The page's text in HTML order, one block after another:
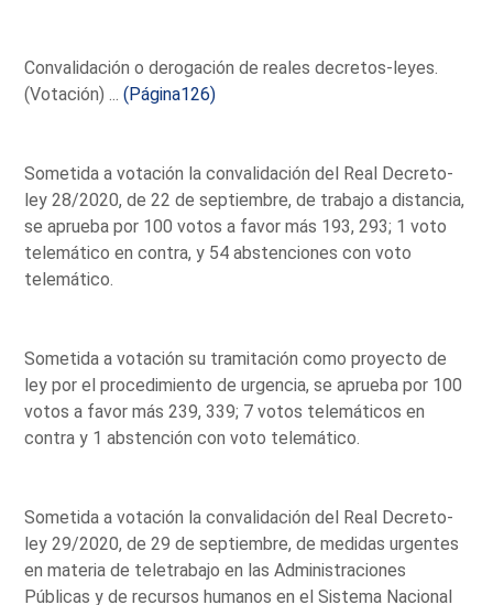
Convalidación o derogación de reales decretos-leyes.
(Votación) ...(Página126)
Sometida a votación la convalidación del Real Decreto-
ley 28/2020, de 22 de septiembre, de trabajo a distancia,
se aprueba por 100 votos a favor más 193, 293; 1 voto
telemático en contra, y 54 abstenciones con voto
telemático.
Sometida a votación su tramitación como proyecto de
ley por el procedimiento de urgencia, se aprueba por 100
votos a favor más 239, 339; 7 votos telemáticos en
contra y 1 abstención con voto telemático.
Sometida a votación la convalidación del Real Decreto-
ley 29/2020, de 29 de septiembre, de medidas urgentes
en materia de teletrabajo en las Administraciones
Públicas y de recursos humanos en el Sistema Nacional